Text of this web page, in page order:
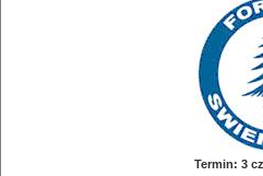
Termin: 3